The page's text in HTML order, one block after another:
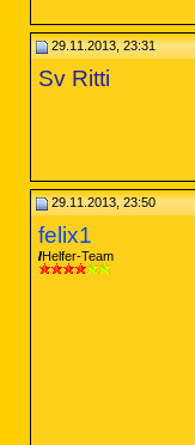
29.11.2013, 23:31
Sv Ritti
29.11.2013, 23:50
felix1
Helfer-Team